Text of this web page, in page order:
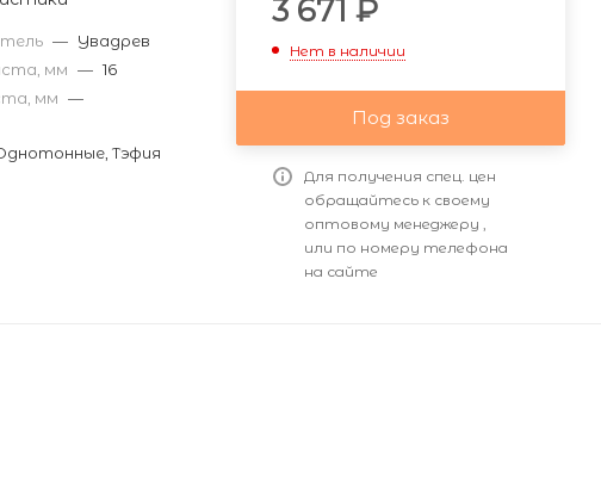
— Увадрев
мм — 16
мм —
Тэфия
3 671 ₽
Нет в наличии
Под заказ
Для получения спец. цен
обращайтесь к своему
оптовому менеджеру ,
или по номеру телефона
на сайте